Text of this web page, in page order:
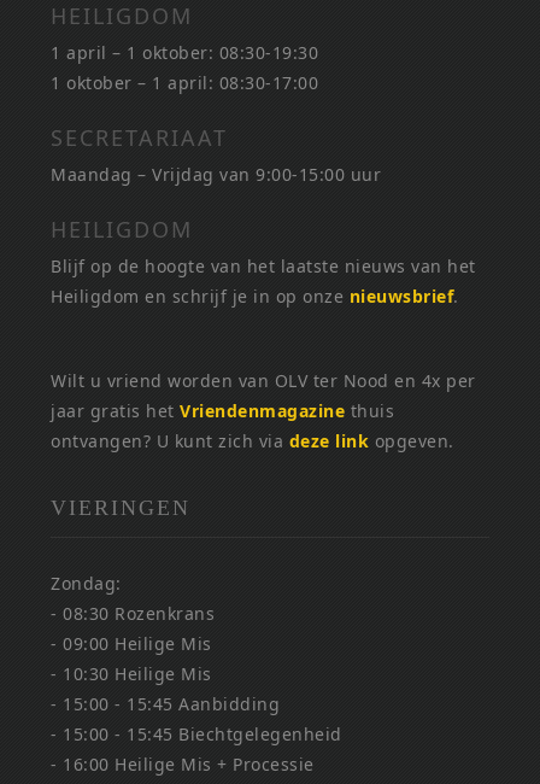
HEILIGDOM
1 april – 1 oktober: 08:30-19:30
1 oktober – 1 april: 08:30-17:00
SECRETARIAAT
Maandag – Vrijdag van 9:00-15:00 uur
HEILIGDOM
Blijf op de hoogte van het laatste nieuws van het
Heiligdom en schrijf je in op onze nieuwsbrief.
Wilt u vriend worden van OLV ter Nood en 4x per
jaar gratis hetVriendenmagazine thuis
ontvangen? U kunt zich via deze link opgeven.
VIERINGEN
Zondag:
- 08:30 Rozenkrans
- 09:00 Heilige Mis
- 10:30 Heilige Mis
- 15:00 - 15:45 Aanbidding
- 15:00 - 15:45 Biechtgelegenheid
- 16:00 Heilige Mis + Processie